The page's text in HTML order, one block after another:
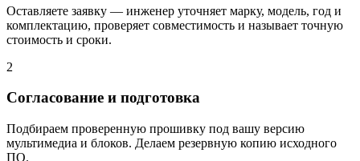
Оставляете заявку — инженер уточняет марку, модель, год и
комплектацию, проверяет совместимость и называет точную
стоимость и сроки.
2
Согласование и подготовка
Подбираем проверенную прошивку под вашу версию
мультимедиа и блоков. Делаем резервную копию исходного
ПО.